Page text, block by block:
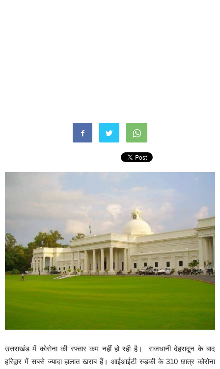
उत्तराखंड में कोरोना की रफ्तार कम नहीं हो रही है। राजधानी देहरादून के बाद
हरिद्वार में सबसे ज्यादा हालात खराब हैं। आईआईटी रुड़की के 310 छात्र कोरोना